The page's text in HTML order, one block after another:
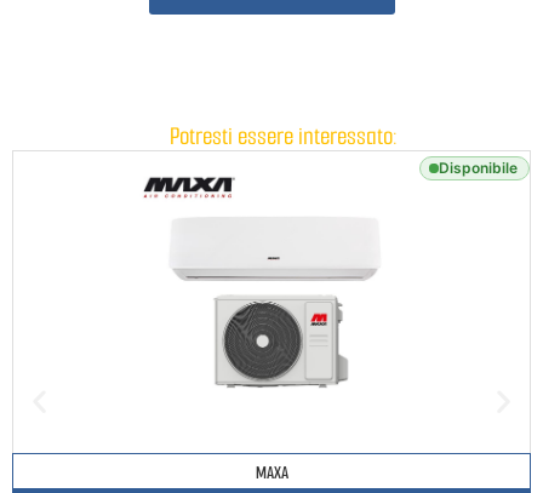
Potresti essere interessato:
Disponibile
MAXA